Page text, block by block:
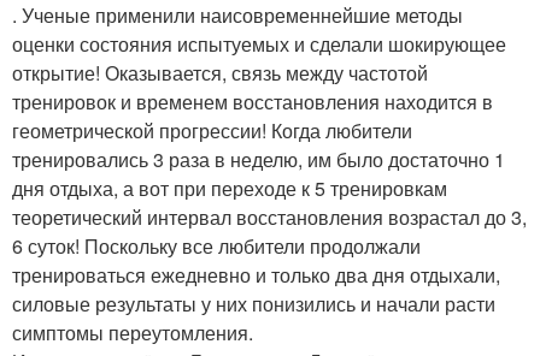
. Ученые применили наисовременнейшие методы
оценки состояния испытуемых и сделали шокирующее
открытие! Оказывается, связь между частотой
тренировок и временем восстановления находится в
геометрической прогрессии! Когда любители
тренировались 3 раза в неделю, им было достаточно 1
дня отдыха, а вот при переходе к 5 тренировкам
теоретический интервал восстановления возрастал до 3,
6 суток! Поскольку все любители продолжали
тренироваться ежедневно и только два дня отдыхали,
силовые результаты у них понизились и начали расти
симптомы переутомления.